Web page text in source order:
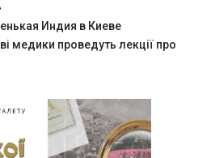
Индия в Киеве
медики проведуть лекції про